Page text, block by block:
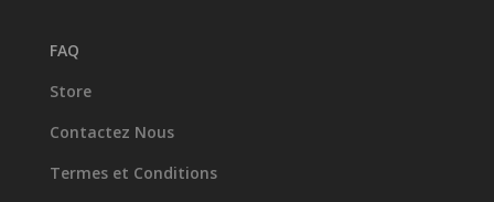
FAQ
Store
Contactez Nous
Termes et Conditions